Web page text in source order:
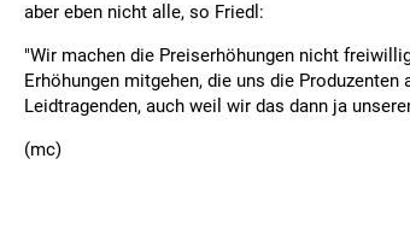
aber eben nicht alle, so Friedl:
"Wir machen die Preiserhöhungen nicht
Erhöhungen mitgehen, die uns die
Leidtragenden, auch weil wir das dann ja
(mc)